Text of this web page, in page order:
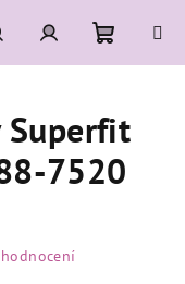
PřihlášeníNákupní
košík
Superfit
7520